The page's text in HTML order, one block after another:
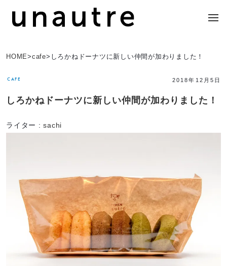
HOME>cafe> しろかねドーナツに新しい仲間が加わりました！
CAFE 2018年12月5日
しろかねドーナツに新しい仲間が加わりました！
ライター :sachi